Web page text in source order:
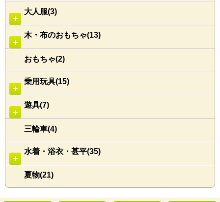
＋
大人服(3)
＋
木・布のおもちゃ(13)
おもちゃ(2)
＋
乗用玩具(15)
＋
遊具(7)
三輪車(4)
＋
水着・浴衣・甚平(35)
夏物(21)